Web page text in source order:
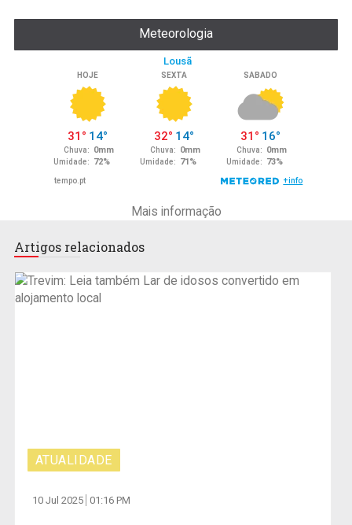
Meteorologia
Mais informação
Artigos relacionados
ATUALIDADE
10 Jul 2025 01:16 PM